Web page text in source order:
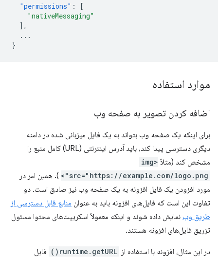
"permissions" :
[
"nativeMessaging"
],
...
}
موارد استفاده
اضافه کردن تصویر به صفحه وب
برای اینکه یک صفحه وب بتواند به یک فایل میزبانی شده در دامنه
دیگری دسترسی پیدا کند، باید آدرس اینترنتی (URL) کامل منبع را
مشخص کند (مثلاً
<img
src="https://example.com/logo.png">
). همین امر در
مورد افزودن یک فایل افزونه به یک صفحه وب نیز صادق است. دو
تفاوت این است که فایل‌های افزونه باید به عنوان منابع قابل دسترسی از
طریق وب نمایش داده شوند و اینکه معمولاً اسکریپت‌های محتوا مسئول
تزریق فایل‌های افزونه هستند.
در این مثال، افزونه با استفاده از runtime.getURL() فایل